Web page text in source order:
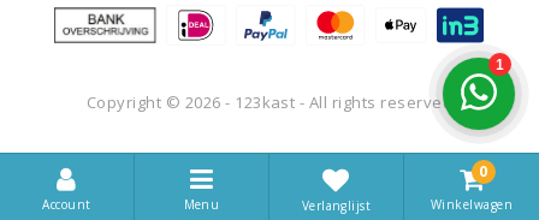
Copyright © 2026 - 123kast - All rights reserved
Account Menu Verlanglijst
0
Winkelwagen